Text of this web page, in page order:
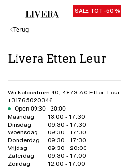
Gebruik
SALE TOT -50%
Terug
Livera Etten Leur
Winkelcentrum 40, 4873 ACEtten-Leur
+31765020346
Open 09:30 - 20:00
Maandag
13:00 - 17:30
Dinsdag
09:30 - 17:30
Woensdag
09:30 - 17:30
Donderdag
09:30 - 17:30
Vrijdag
09:30 - 20:00
Zaterdag
09:30 - 17:00
Zondag
12:00 - 17:00